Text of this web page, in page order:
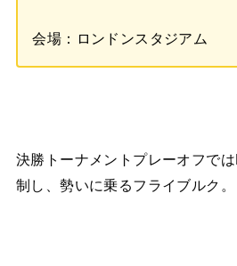
会場：ロンドンスタジアム
決勝トーナメントプレーオフで
制し、勢いに乗るフライブルク。